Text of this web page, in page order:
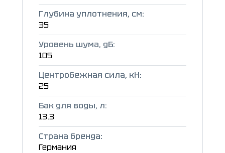
Глубина уплотнения, см:
35
Уровень шума, дБ:
105
Центробежная сила, кН:
25
Бак для воды, л:
13.3
Страна бренда:
Германия